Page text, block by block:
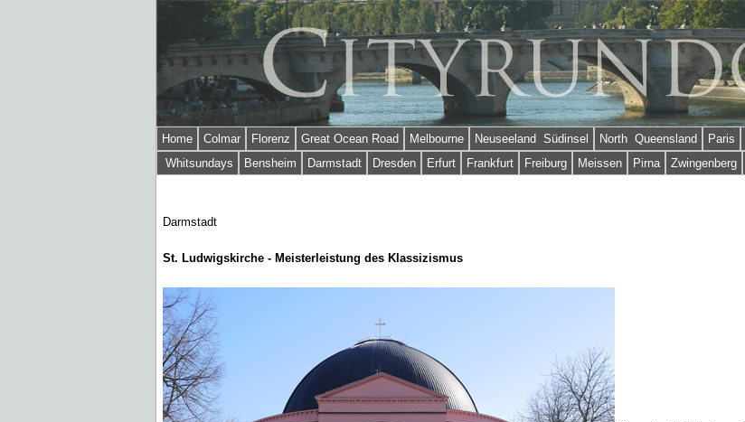
Home Colmar Florenz Great Ocean Road Melbourne Neuseeland Südinsel North Queensland Paris
Whitsundays
Bensheim Darmstadt Dresden Erfurt Frankfurt Freiburg Meissen Pirna Zwingenberg
Darmstadt
St. Ludwigskirche - Meisterleistung des Klassizismus